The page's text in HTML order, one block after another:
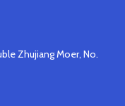
Zhujiang Moer, No.